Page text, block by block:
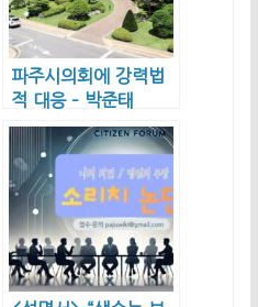
파주시의회에 강력법
적 대응 – 박준태